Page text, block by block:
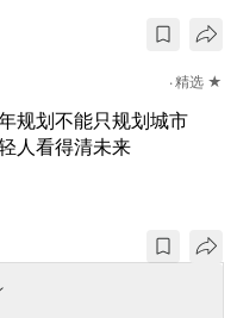
精选 ★
规划不能只规划城市
人看得清未来